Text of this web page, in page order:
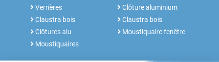
Verrières
Claustra bois
Clôtures alu
Moustiquaires
Clôture aluminium
Claustra bois
Moustiquaire fenêtre